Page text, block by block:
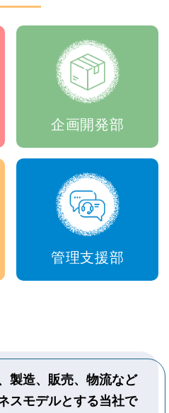
企画開発部
管理支援部
製造、販売、物流など
スモデルとする当社で